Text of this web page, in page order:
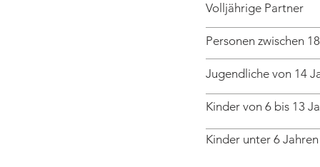
Volljährige Partner
Personen zwischen
Jugendliche von 14
Kinder von 6 bis 13
Kinder unter 6 Jahren